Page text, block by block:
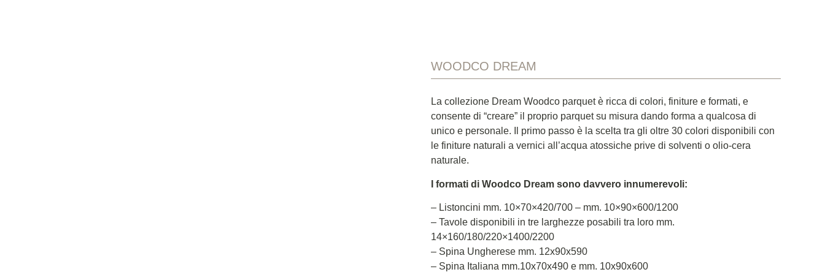
WOODCO DREAM
La collezione Dream Woodco parquet è ricca di colori, finiture e formati, e
consente di “creare” il proprio parquet su misura dando forma a qualcosa di
unico e personale. Il primo passo è la scelta tra gli oltre 30 colori disponibili con
le finiture naturali a vernici all’acqua atossiche prive di solventi o olio-cera
naturale.
I formati di Woodco Dream sono davvero innumerevoli:
– Listoncini mm. 10×70×420/700 – mm. 10×90×600/1200
– Tavole disponibili in tre larghezze posabili tra loro mm.
14×160/180/220×1400/2200
– Spina Ungherese mm. 12x90x590
– Spina Italiana mm.10x70x490 e mm. 10x90x600